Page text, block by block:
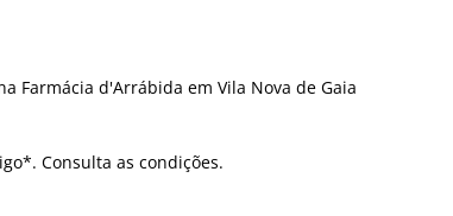
Farmácia d'Arrábida em Vila Nova de Gaia
Consulta as condições.